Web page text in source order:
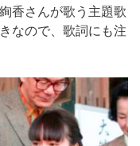
香さんが歌う主題歌
なので、歌詞にも注